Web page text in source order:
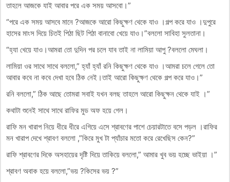
তাহলে আজকে যাই আবার পরে এক সময় আসবো।”
“পরে এক সময় আসবে মানে ?আজকে আরো কিছুক্ষণ থেকে যাও ।গল্প করে যাও ।দুপুরে
হাসের মাংস দিয়ে চিতই পিঠা ছিট পিঠা বানাবো খেয়ে যাও।”বললো সাবিহা সুলতানা।
“হ্যা খেয়ে যাও।আমরা তো দুদিন পর চলে যাব তাই না লামিয়া আপু ?বললো মেঘলা।
লামিয়া ওর সাথে সাথে বললো,” হ্যাঁ হ্যাঁ রনি কিছুক্ষণ থেকে যাও ।আমরা চলে গেলে তো
আবার কবে না কবে দেখা হবে ঠিক নেই।তাই আরো কিছুক্ষণ থেকে গল্প করে যাও।”
রনি বললো,” ঠিক আছে তোমরা সবাই যখন বলছ তাহলে আরো কিছুক্ষন থেকে যাই ।”
কথাটা শুনেই সাথে সাথে রাফির মুড অফ হয়ে গেল।
রাফি মন খারাপ নিয়ে ধীরে ধীরে এগিয়ে এসে শ্রাবণের পাশে চেয়ারটাতে বসে পড়ল ।রাফির
মন খারাপ দেখে শ্রাবণ বললো ,”কিরে মুখ টা প্যাঁচার মতো করে রেখেছিস কেন?”
রাফি শ্রাবণের দিকে অসহায়ের দৃষ্টি দিয়ে তাকিয়ে বললো,” আমার খুব ভয় হচ্ছে ভাইয়া ।”
শ্রাবণ অবাক হয়ে বললো,”ভয় ?কিসের ভয় ?”